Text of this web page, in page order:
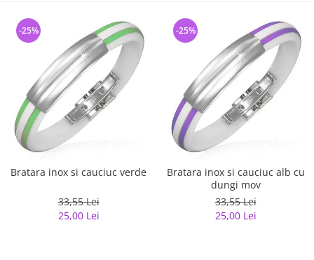
Bratara inox si cauciuc verde
33,55 Lei
25,00 Lei
-25%
Bratara inox si cauciuc alb cu
dungi mov
33,55 Lei
25,00 Lei
-25%